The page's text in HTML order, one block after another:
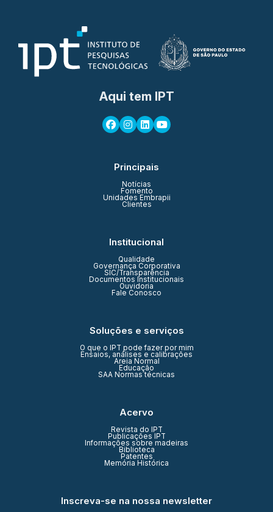
Aqui tem IPT
Principais
Notícias
Fomento
Unidades Embrapii
Clientes
Institucional
Qualidade
Governança Corporativa
SIC/Transparência
Documentos Institucionais
Ouvidoria
Fale Conosco
Soluções e serviços
O que o IPT pode fazer por mim
Ensaios, análises e calibrações
Areia Normal
Educação
SAA Normas técnicas
Acervo
Revista do IPT
Publicações IPT
Informações sobre madeiras
Biblioteca
Patentes
Memória Histórica
Inscreva-se na nossa newsletter